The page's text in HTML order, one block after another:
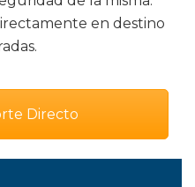
en destino
Directo